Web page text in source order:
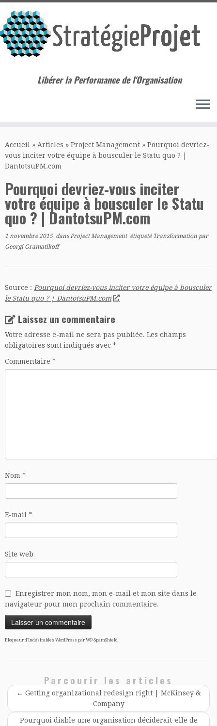
au
contenu
Libérer la Performance de l'Organisation
Accueil » Articles » Project Management » Pourquoi devriez-
vous inciter votre équipe à bousculer le Statu quo ? |
DantotsuPM.com
Pourquoi devriez-vous inciter
votre équipe à bousculer le Statu
quo ? | DantotsuPM.com
1 novembre 2015dansProject Management étiqueté Transformation par
Georgi Gramatikoff
Source : Pourquoi devriez-vous inciter votre équipe à bousculer
le Statu quo ? | DantotsuPM.com
Laissez un commentaire
Votre adresse e-mail ne sera pas publiée. Les champs
obligatoires sont indiqués avec *
Commentaire *
Nom *
E-mail *
Site web
Enregistrer mon nom, mon e-mail et mon site dans le
navigateur pour mon prochain commentaire.
Bloqueur d'Indésirables WordPress par WP-SpamShield
Parcourir les articles
← Getting organizational redesign right | McKinsey &
Company
Pourquoi diable une organisation déciderait-elle de